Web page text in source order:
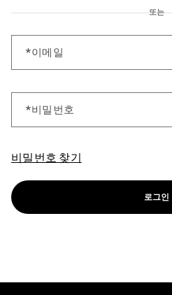
또는
이메일
비밀번호
비밀번호 찾기
로그인